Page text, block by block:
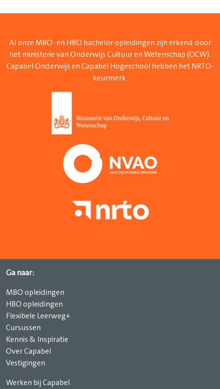
Al onze MBO- en HBO bachelor-opleidingen zijn erkend door
het ministerie van Onderwijs Cultuur en Wetenschap (OCW).
Capabel Onderwijs en Capabel Hogeschool hebben het NRTO-
keurmerk.
Ga naar:
MBO opleidingen
HBO opleidingen
Flexibele Leerweg+
Cursussen
Kennis & Inspiratie
Over Capabel
Vestigingen
Werken bij Capabel